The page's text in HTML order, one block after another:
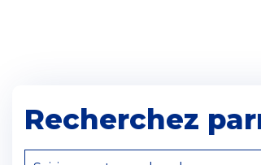
Recherchez